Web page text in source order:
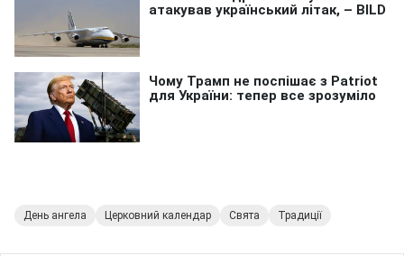
День ангела Церковний календар Свята Традиції